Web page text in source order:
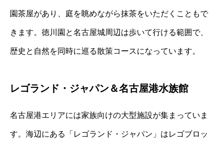
園茶屋があり、庭を眺めながら抹茶をいただくこともで
きます。徳川園と名古屋城周辺は歩いて行ける範囲で、
歴史と自然を同時に巡る散策コースになっています。
レゴランド・ジャパン＆名古屋港水族館
名古屋港エリアには家族向けの大型施設が集まっていま
す。海辺にある「レゴランド・ジャパン」はレゴブロッ